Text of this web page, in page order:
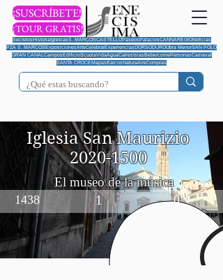
¡SUSCRÍBETE!
¡TOUR GRATIS!
SecretosHistoriaIglesiasS. MARCOSCASTELLOPaseosPalaciosCANNAREGIONoticias
PZA S. MARCOSExposicionesArteCelebrarExperienciasDORSODUROObra MenorSAN POLO
GRAN CANAL CamposEdificioScuolaVidaAguaCallesIslasBebe/comePersonasCarnaval
SANTA CROCEMapasBarcosNaturaAireCompras
1438 1 0
Iglesia San Maurizio
2020-1500
El museo de la música